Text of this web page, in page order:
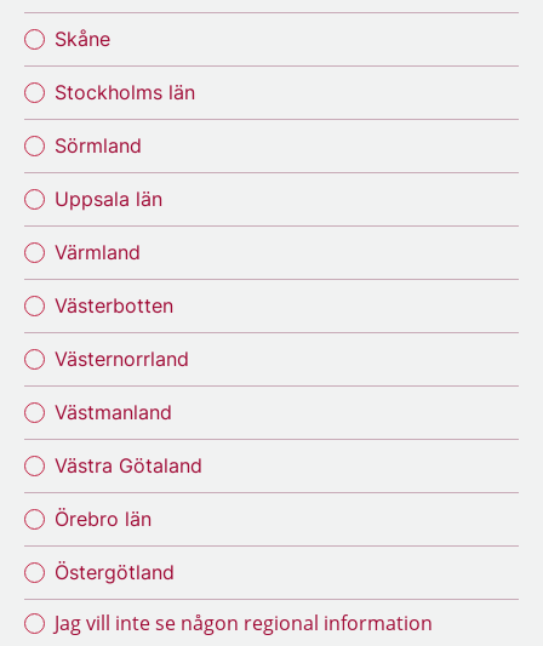
Skåne
Stockholms län
Sörmland
Uppsala län
Värmland
Västerbotten
Västernorrland
Västmanland
Västra Götaland
Örebro län
Östergötland
Jag vill inte se någon regional information